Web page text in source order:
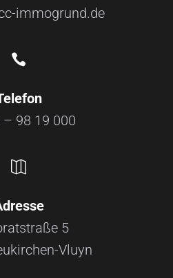
immogrund.de

– 98 19 000

5
Vluyn